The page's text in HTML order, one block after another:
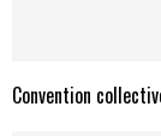
Convention